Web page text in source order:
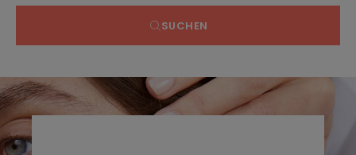
SUCHEN